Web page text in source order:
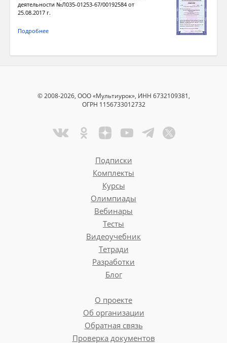
деятельности №Л035-01253-67/00192584 от
25.08.2017 г.
Подробнее
© 2008-2026, ООО «Мультиурок», ИНН 6732109381,
ОГРН 1156733012732
Подписки
Комплекты
Курсы
Олимпиады
Вебинары
Тесты
Видеоучебник
Тетради
Разработки
Блог
О проекте
Об организации
Обратная связь
Проверка документов